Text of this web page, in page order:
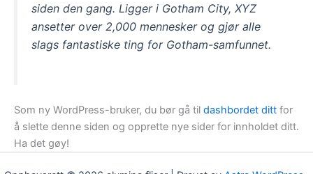
siden den gang. Ligger i Gotham City, XYZ
ansetter over 2,000 mennesker og gjør alle
slags fantastiske ting for Gotham-samfunnet.
Som ny WordPress-bruker, du bør gå til dashbordet ditt for
å slette denne siden og opprette nye sider for innholdet ditt.
Ha det gøy!